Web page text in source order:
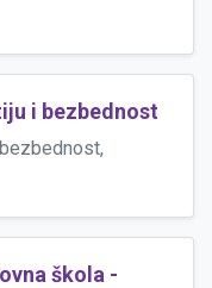
i bezbednost
škola -